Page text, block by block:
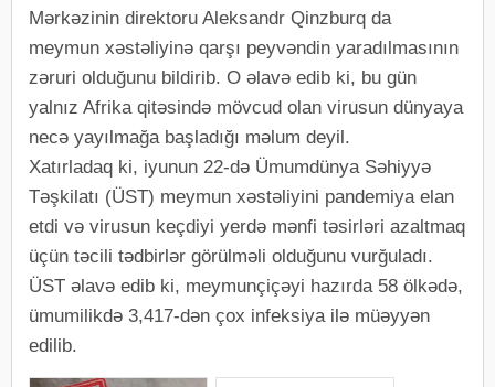
Mərkəzinin direktoru Aleksandr Qinzburq da
meymun xəstəliyinə qarşı peyvəndin yaradılmasının
zəruri olduğunu bildirib. O əlavə edib ki, bu gün
yalnız Afrika qitəsində mövcud olan virusun dünyaya
necə yayılmağa başladığı məlum deyil.
Xatırladaq ki, iyunun 22-də Ümumdünya Səhiyyə
Təşkilatı (ÜST) meymun xəstəliyini pandemiya elan
etdi və virusun keçdiyi yerdə mənfi təsirləri azaltmaq
üçün təcili tədbirlər görülməli olduğunu vurğuladı.
ÜST əlavə edib ki, meymunçiçəyi hazırda 58 ölkədə,
ümumilikdə 3,417-dən çox infeksiya ilə müəyyən
edilib.